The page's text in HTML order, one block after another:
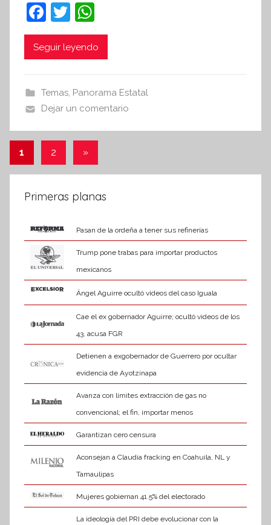
m
a
F
a
c
b
o
o
k
T
w
itt
h
at
A
p
p
Seguir leyendo
Temas, Panorama Estatal
Dejar un comentario
Paginación
de
entradas
1 2
Entradas
siguientes
»
Primeras planas
Pasan de la ordeña a tener sus refinerías
Trump pone trabas para importar productos
mexicanos
Ángel Aguirre ocultó videos del caso Iguala
Cae el ex gobernador Aguirre; ocultó videos de los
43, acusa FGR
Detienen a exgobernador de Guerrero por ocultar
evidencia de Ayotzinapa
Avanza con límites extracción de gas no
convencional; el fin, importar menos
Garantizan cero censura
Aconsejan a Claudia fracking en Coahuila, NL y
Tamaulipas
Mujeres gobiernan 41.5% del electorado
La ideología del PRI debe evolucionar con la